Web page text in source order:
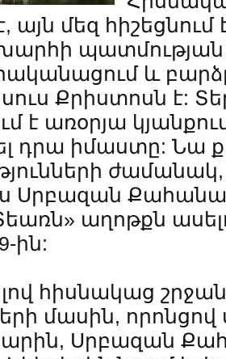
այն մեզ
պատմության
և
Քրիստոսն է:
է առօրյա
դրա իմաստը: Նա
Սրբազան
աղոթքն
ին:
հիսնակաց
մասին, որոնցով
Սրբազան